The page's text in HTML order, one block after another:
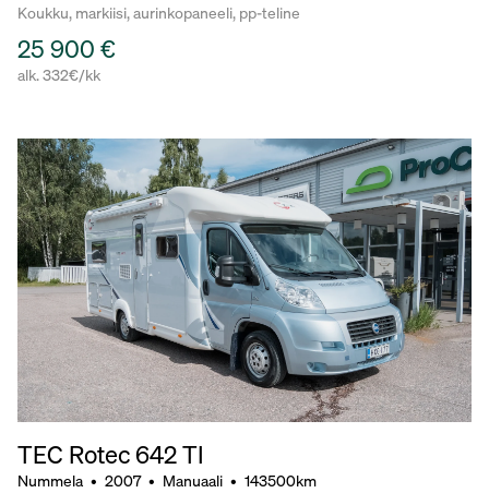
Koukku, markiisi, aurinkopaneeli, pp-teline
25 900 €
alk. 332€/kk
TEC Rotec 642 TI
Nummela • 2007 • Manuaali • 143500km